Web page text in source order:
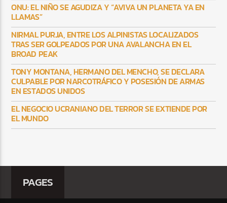
ONU: EL NIÑO SE AGUDIZA Y “AVIVA UN PLANETA YA EN
LLAMAS”
NIRMAL PURJA, ENTRE LOS ALPINISTAS LOCALIZADOS
TRAS SER GOLPEADOS POR UNA AVALANCHA EN EL
BROAD PEAK
TONY MONTANA, HERMANO DEL MENCHO, SE DECLARA
CULPABLE POR NARCOTRÁFICO Y POSESIÓN DE ARMAS
EN ESTADOS UNIDOS
EL NEGOCIO UCRANIANO DEL TERROR SE EXTIENDE POR
EL MUNDO
PAGES